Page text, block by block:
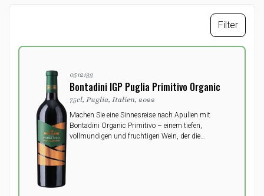
Filter
0512133
Bontadini IGP Puglia Primitivo Organic
75cl, Puglia, Italien, 2022
Machen Sie eine Sinnesreise nach Apulien mit
Bontadini Organic Primitivo – einem tiefen,
vollmundigen und fruchtigen Wein, der die